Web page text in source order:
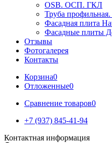
OSB. ОСП. ГКЛ
Труба
Фасадная плита
Фасадные плиты
Отзывы
Фотогалерея
Контакты
Корзина0
Отложенные0
Сравнение товаров0
+7 (937) 845-41-94
Контактная информация